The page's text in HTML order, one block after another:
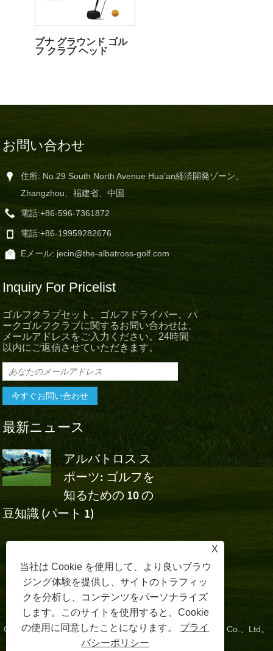
ブナ グラウンド ゴル
フ クラブ ヘッド
お問い合わせ
住所: No.29 South North Avenue Hua’an経済開発ゾーン、
Zhangzhou、福建省、中国
電話:+86-596-7361872
電話:+86-19959282676
Eメール: jecin@the-albatross-golf.com
Inquiry For Pricelist
ゴルフクラブセット、ゴルフドライバー、パ
ークゴルフクラブに関するお問い合わせは、
メールアドレスをご入力ください。24時間
以内にご返信させていただきます。
最新ニュース
アルバトロス ス
ポーツ: ゴルフを
知るための 10 の
豆知識 (パート 1)
アルバト
Copyright©2024 Zhangzhou Albatross Sports Technology Co.、Ltd。
All Rights Reserved。
X
当社は Cookie を使用して、より良いブラウ
ジング体験を提供し、サイトのトラフィッ
クを分析し、コンテンツをパーソナライズ
します。このサイトを使用すると、Cookie
の使用に同意したことになります。 プライ
バシーポリシー